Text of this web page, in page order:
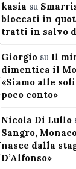
kasia su
bloccati in
tratti in salvo
Giorgiosu Il
dimentica il
«Siamo alle
poco conto»
Nicola Di Lullo
Sangro,
nasce dalla
D’Alfonso»